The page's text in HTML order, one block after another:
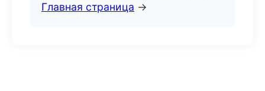
Главная страница →